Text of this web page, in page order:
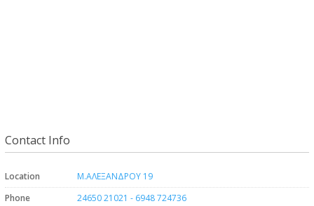
Contact Info
Location
Μ.ΑΛΕΞΑΝΔΡΟΥ 19
Phone
24650 21021 - 6948 724736